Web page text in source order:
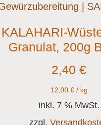
KALAHARI-
Granulat, 200g
2,40€
12,00 €/ kg
inkl. 7 % MwSt.
zzgl.